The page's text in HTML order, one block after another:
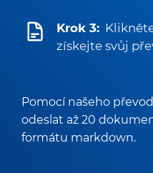
Krok 3:
získejte svůj
Pomocí našeho
odeslat až 20
formátu markdown.